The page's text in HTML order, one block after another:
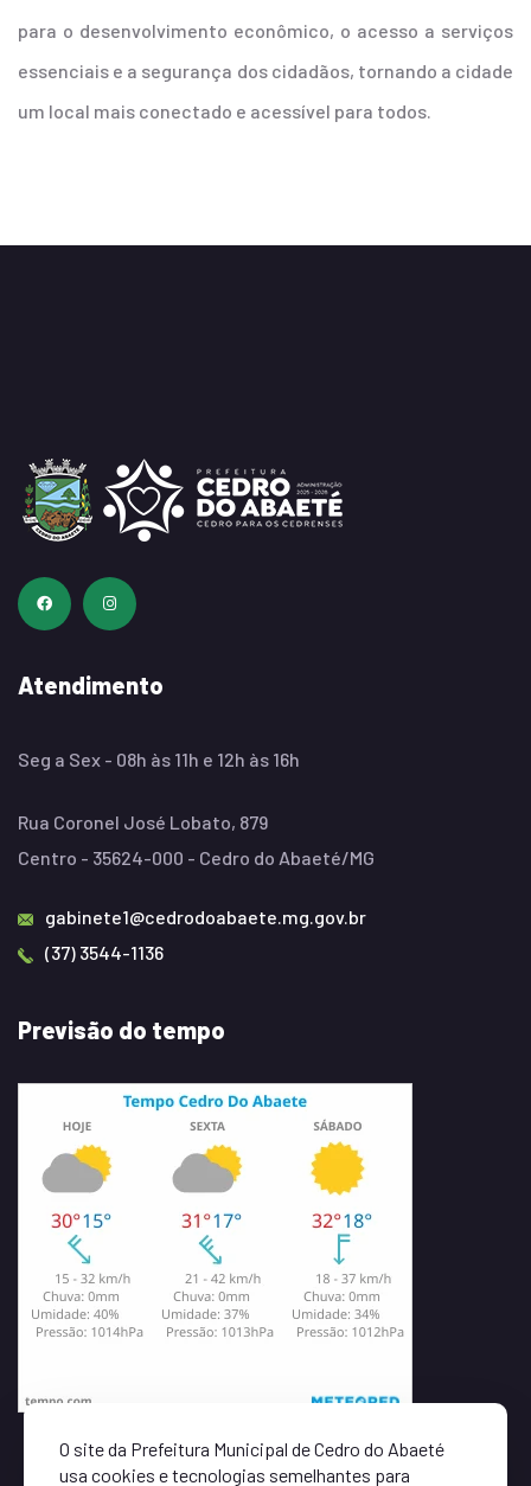
para o desenvolvimento econômico, o acesso a serviços
essenciais e a segurança dos cidadãos, tornando a cidade
um local mais conectado e acessível para todos.
Atendimento
Seg a Sex - 08h às 11h e 12h às 16h
Rua Coronel José Lobato, 879
Centro - 35624-000 - Cedro do Abaeté/MG
gabinete1@cedrodoabaete.mg.gov.br
(37) 3544-1136
Previsão do tempo
O site da Prefeitura Municipal de Cedro do Abaeté
usa cookies e tecnologias semelhantes para